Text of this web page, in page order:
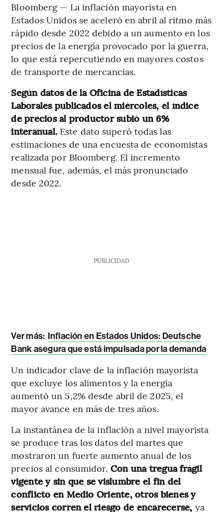
Bloomberg — La inflación mayorista en
Estados Unidos se aceleró en abril al ritmo más
rápido desde 2022 debido a un aumento en los
precios de la energía provocado por la guerra,
lo que está repercutiendo en mayores costos
de transporte de mercancías.
Según datos de la Oficina de Estadísticas
Laborales publicados el miércoles, el índice
de precios al productor subió un 6%
interanual. Este dato superó todas las
estimaciones de una encuesta de economistas
realizada por Bloomberg. El incremento
mensual fue, además, el más pronunciado
desde 2022.
PUBLICIDAD
Ver más: Inflación en Estados Unidos: Deutsche
Bank asegura que está impulsada por la demanda
Un indicador clave de la inflación mayorista
que excluye los alimentos y la energía
aumentó un 5,2% desde abril de 2025, el
mayor avance en más de tres años.
La instantánea de la inflación a nivel mayorista
se produce tras los datos del martes que
mostraron un fuerte aumento anual de los
precios al consumidor. Con una tregua frágil
vigente y sin que se vislumbre el fin del
conflicto en Medio Oriente, otros bienes y
servicios corren el riesgo de encarecerse, ya